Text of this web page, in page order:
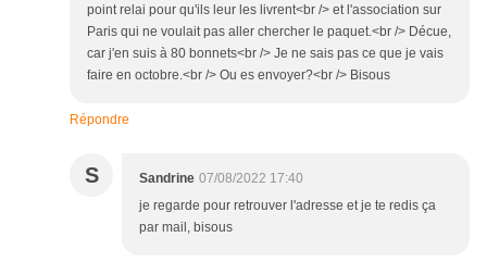
point relai pour qu'ils leur les livrent<br /> et l'association sur
Paris qui ne voulait pas aller chercher le paquet.<br /> Décue,
car j'en suis à 80 bonnets<br /> Je ne sais pas ce que je vais
faire en octobre.<br /> Ou es envoyer?<br /> Bisous
Répondre
S Sandrine 07/08/2022 17:40
je regarde pour retrouver l'adresse et je te redis ça
par mail, bisous